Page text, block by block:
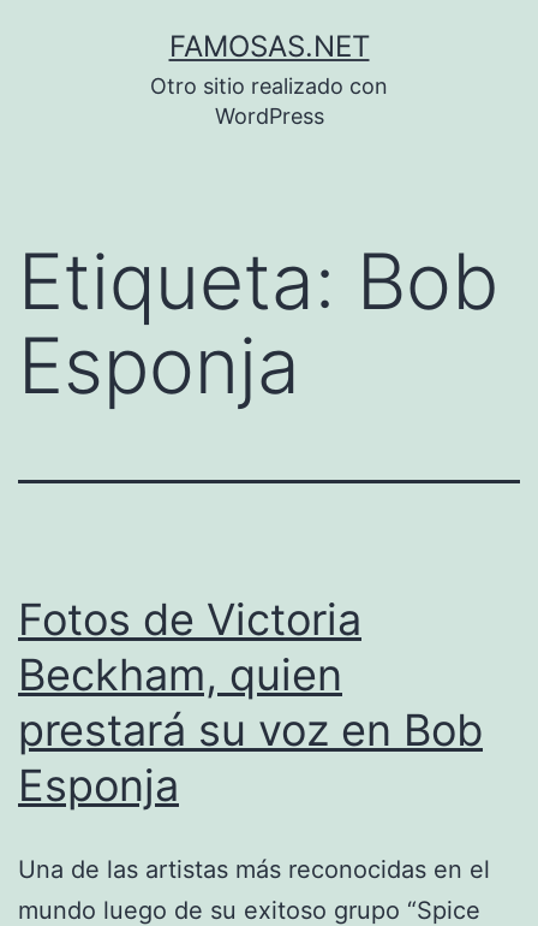
FAMOSAS.NET
Otro sitio realizado con
WordPress
Etiqueta: Bob
Esponja
Fotos de Victoria
Beckham, quien
prestará su voz en Bob
Esponja
Una de las artistas más reconocidas en el
mundo luego de su exitoso grupo “Spice